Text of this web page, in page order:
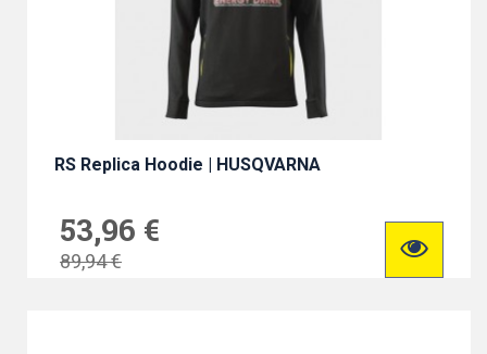
RS Replica Hoodie | HUSQVARNA
53,96 €
89,94 €